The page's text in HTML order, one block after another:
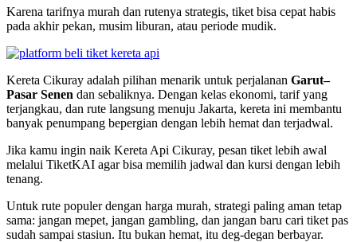
Karena tarifnya murah dan rutenya strategis, tiket bisa cepat habis
pada akhir pekan, musim liburan, atau periode mudik.
Kereta Cikuray adalah pilihan menarik untuk perjalanan Garut–
Pasar Senen dan sebaliknya. Dengan kelas ekonomi, tarif yang
terjangkau, dan rute langsung menuju Jakarta, kereta ini membantu
banyak penumpang bepergian dengan lebih hemat dan terjadwal.
Jika kamu ingin naik Kereta Api Cikuray, pesan tiket lebih awal
melalui TiketKAI agar bisa memilih jadwal dan kursi dengan lebih
tenang.
Untuk rute populer dengan harga murah, strategi paling aman tetap
sama: jangan mepet, jangan gambling, dan jangan baru cari tiket pas
sudah sampai stasiun. Itu bukan hemat, itu deg-degan berbayar.